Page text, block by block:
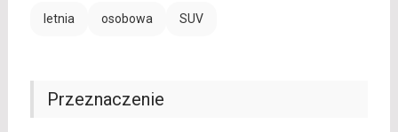
letnia osobowa SUV
Przeznaczenie